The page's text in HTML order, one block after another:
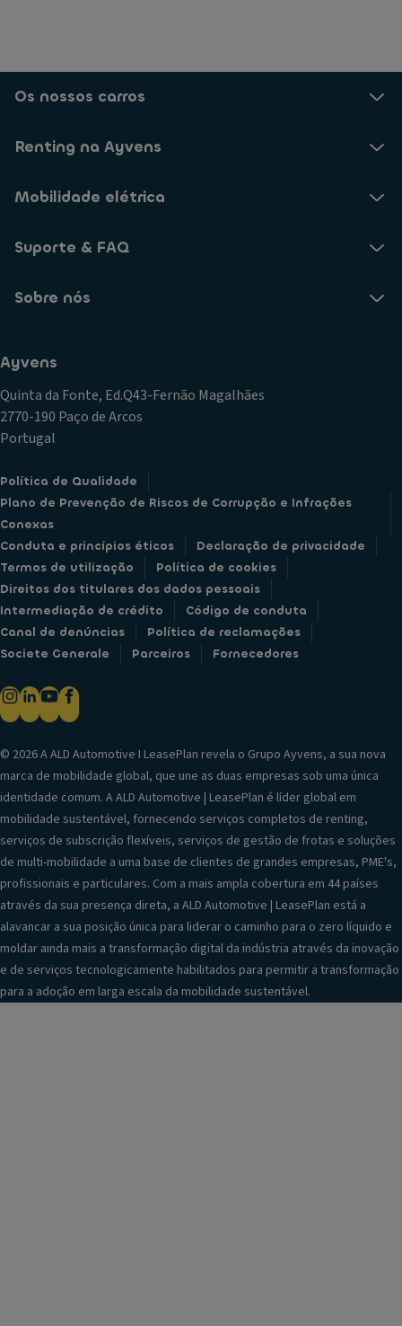
Os nossos carros
Renting na Ayvens
Mobilidade elétrica
Suporte & FAQ
Sobre nós
Ayvens
Quinta da Fonte, Ed.Q43-Fernão Magalhães
2770-190 Paço de Arcos
Portugal
Política de Qualidade
Plano de Prevenção de Riscos de Corrupção e Infrações
Conexas
Conduta e princípios éticos
Declaração de privacidade
Termos de utilização
Política de cookies
Direitos dos titulares dos dados pessoais
Intermediação de crédito
Código de conduta
Canal de denúncias
Política de reclamações
Societe Generale
Parceiros Fornecedores
© 2026 A ALD Automotive I LeasePlan revela o Grupo Ayvens, a sua nova
marca de mobilidade global, que une as duas empresas sob uma única
identidade comum. A ALD Automotive | LeasePlan é líder global em
mobilidade sustentável, fornecendo serviços completos de renting,
serviços de subscrição flexíveis, serviços de gestão de frotas e soluções
de multi-mobilidade a uma base de clientes de grandes empresas, PME's,
profissionais e particulares. Com a mais ampla cobertura em 44 países
através da sua presença direta, a ALD Automotive | LeasePlan está a
alavancar a sua posição única para liderar o caminho para o zero líquido e
moldar ainda mais a transformação digital da indústria através da inovação
e de serviços tecnologicamente habilitados para permitir a transformação
para a adoção em larga escala da mobilidade sustentável.